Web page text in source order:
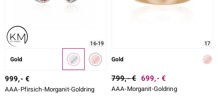
16-19
Gold
999,- €
AAA-Pfirsich-Morganit-Goldring
17
Gold
799,- € 699,- €
AAA-Morganit-Goldring